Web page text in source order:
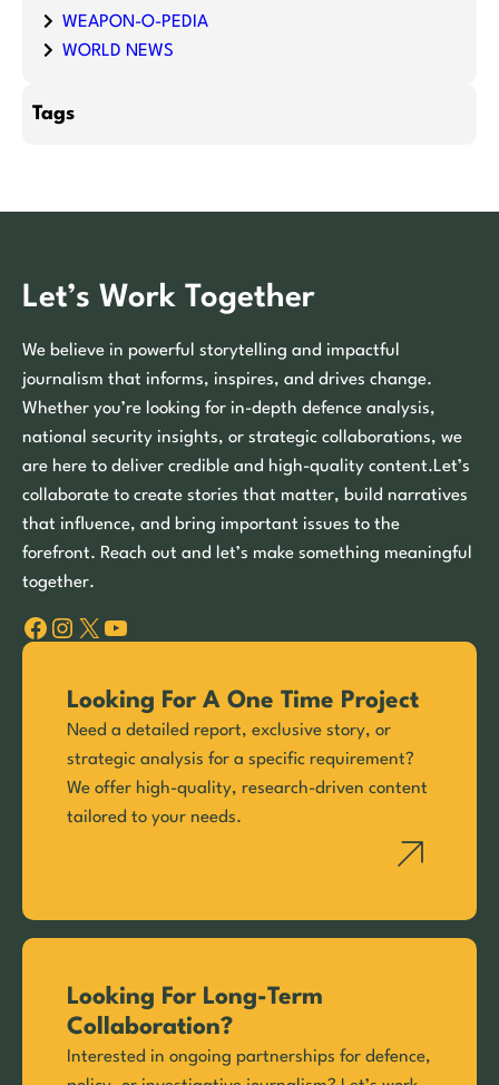
WEAPON-O-PEDIA
WORLD NEWS
Tags
Let’s Work Together
We believe in powerful storytelling and impactful
journalism that informs, inspires, and drives change.
Whether you’re looking for in-depth defence analysis,
national security insights, or strategic collaborations, we
are here to deliver credible and high-quality content.Let’s
collaborate to create stories that matter, build narratives
that influence, and bring important issues to the
forefront. Reach out and let’s make something meaningful
together.
Facebook Instagram X YouTube
Looking For A One Time Project
Need a detailed report, exclusive story, or
strategic analysis for a specific requirement?
We offer high-quality, research-driven content
tailored to your needs.
Looking For Long-Term
Collaboration?
Interested in ongoing partnerships for defence,